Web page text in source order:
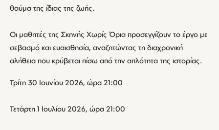
θαύμα της ίδιας της ζωής.
Οι μαθητές της Σκηνής Χωρίς Όρια προσεγγίζουν το έργο με
σεβασμό και ευαισθησία, αναζητώντας τη διαχρονική
αλήθεια που κρύβεται πίσω από την απλότητα της ιστορίας.
Τρίτη 30 Ιουνίου 2026, ώρα 21:00
Τετάρτη 1 Ιουλίου 2026, ώρα 21:00